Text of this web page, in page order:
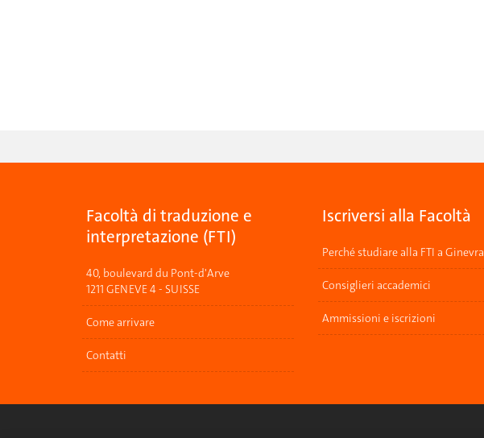
Facoltà di traduzione e
interpretazione (FTI)
40, boulevard du Pont-d'Arve
1211 GENEVE 4 - SUISSE
Come arrivare
Contatti
Iscriversi alla Facoltà
Perché studiare alla FTI a Ginevra
Consiglieri accademici
Ammissioni e iscrizioni